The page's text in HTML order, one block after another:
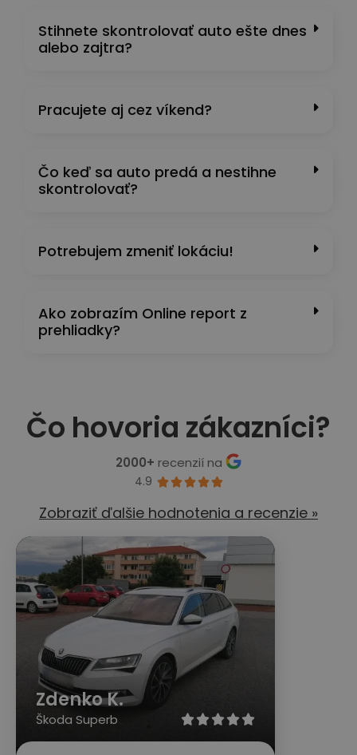
Stihnete skontrolovať auto ešte dnes
alebo zajtra?
Pracujete aj cez víkend?
Čo keď sa auto predá a nestihne
skontrolovať?
Potrebujem zmeniť lokáciu!
Ako zobrazím Online report z
prehliadky?
Čo hovoria zákazníci?
2000+ recenzií na
4.9 
Zobraziť ďalšie hodnotenia a recenzie »

Zdenko K.
Škoda Superb